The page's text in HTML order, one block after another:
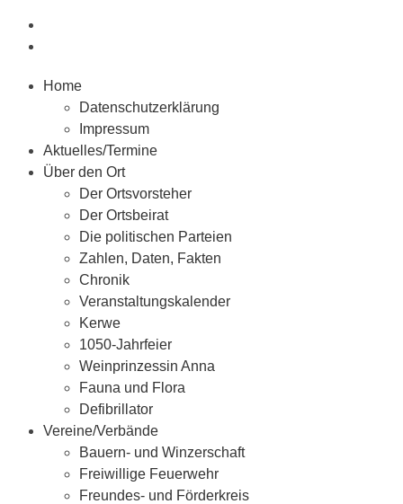
Home
Datenschutzerklärung
Impressum
Aktuelles/Termine
Über den Ort
Der Ortsvorsteher
Der Ortsbeirat
Die politischen Parteien
Zahlen, Daten, Fakten
Chronik
Veranstaltungskalender
Kerwe
1050-Jahrfeier
Weinprinzessin Anna
Fauna und Flora
Defibrillator
Vereine/Verbände
Bauern- und Winzerschaft
Freiwillige Feuerwehr
Freundes- und Förderkreis